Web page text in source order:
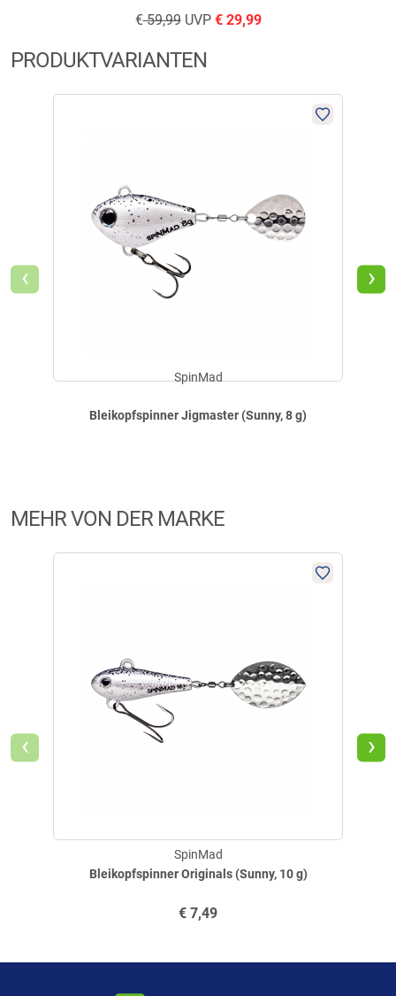
€59,99UVP €29,99
PRODUKTVARIANTEN
Bleikopfspinner Jigmaster (Sunny, 8 g)
SpinMad
‹ ›
MEHR VON DER MARKE
Bleikopfspinner Originals (Sunny, 10 g)
SpinMad
€ 7,49
‹ ›